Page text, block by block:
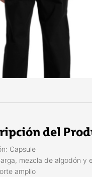
del
Capsule
mezcla de algodón y
amplio